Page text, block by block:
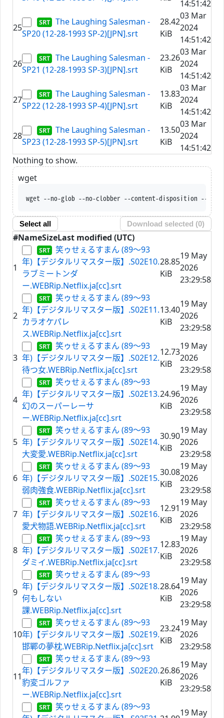
14:51:42
25
The Laughing Salesman -
SP20 (12-28-1993 SP-2)[JPN].srt
28.42
KiB
03 Mar
2024
14:51:42
26
The Laughing Salesman -
SP21 (12-28-1993 SP-3)[JPN].srt
23.26
KiB
03 Mar
2024
14:51:42
27
The Laughing Salesman -
SP22 (12-28-1993 SP-4)[JPN].srt
13.83
KiB
03 Mar
2024
14:51:42
28
The Laughing Salesman -
SP23 (12-28-1993 SP-5)[JPN].srt
13.50
KiB
03 Mar
2024
14:51:42
Nothing to show.
wget
wget --no-glob --no-clobber --content-disposition --trust-server-names
Select all Download selected (0)
#NameSizeLast modified (UTC)
1
笑ゥせぇるすまん (89～93
年)【デジタルリマスター版】.S02E10.
ラブミートンダ
ー.WEBRip.Netflix.ja[cc].srt
28.85
KiB
19 May
2026
23:29:58
2
笑ゥせぇるすまん (89～93
年)【デジタルリマスター版】.S02E11.
カラオケパレ
ス.WEBRip.Netflix.ja[cc].srt
13.40
KiB
19 May
2026
23:29:58
3
笑ゥせぇるすまん (89～93
年)【デジタルリマスター版】.S02E12.
待つ女.WEBRip.Netflix.ja[cc].srt
12.73
KiB
19 May
2026
23:29:58
4
笑ゥせぇるすまん (89～93
年)【デジタルリマスター版】.S02E13.
幻のスーパーレーサ
ー.WEBRip.Netflix.ja[cc].srt
24.96
KiB
19 May
2026
23:29:58
5
笑ゥせぇるすまん (89～93
年)【デジタルリマスター版】.S02E14.
大変愛.WEBRip.Netflix.ja[cc].srt
30.90
KiB
19 May
2026
23:29:58
6
笑ゥせぇるすまん (89～93
年)【デジタルリマスター版】.S02E15.
弱肉強食.WEBRip.Netflix.ja[cc].srt
30.08
KiB
19 May
2026
23:29:58
7
笑ゥせぇるすまん (89～93
年)【デジタルリマスター版】.S02E16.
愛犬物語.WEBRip.Netflix.ja[cc].srt
12.91
KiB
19 May
2026
23:29:58
8
笑ゥせぇるすまん (89～93
年)【デジタルリマスター版】.S02E17.
ダミイ.WEBRip.Netflix.ja[cc].srt
12.83
KiB
19 May
2026
23:29:58
9
笑ゥせぇるすまん (89～93
年)【デジタルリマスター版】.S02E18.
何もしない
課.WEBRip.Netflix.ja[cc].srt
28.64
KiB
19 May
2026
23:29:58
10
笑ゥせぇるすまん (89～93
年)【デジタルリマスター版】.S02E19.
邯鄲の夢枕.WEBRip.Netflix.ja[cc].srt
23.24
KiB
19 May
2026
23:29:58
11
笑ゥせぇるすまん (89～93
年)【デジタルリマスター版】.S02E20.
豹変ゴルファ
ー.WEBRip.Netflix.ja[cc].srt
26.86
KiB
19 May
2026
23:29:58
笑ゥせぇるすまん (89～93
19 May